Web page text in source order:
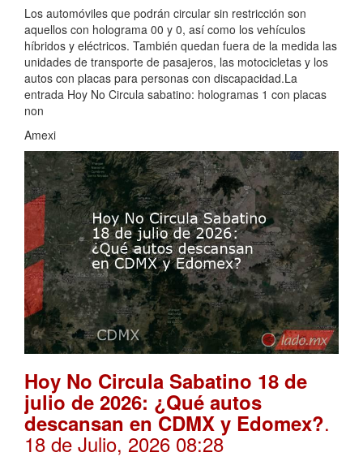
Los automóviles que podrán circular sin restricción son
aquellos con holograma 00 y 0, así como los vehículos
híbridos y eléctricos. También quedan fuera de la medida las
unidades de transporte de pasajeros, las motocicletas y los
autos con placas para personas con discapacidad.La
entrada Hoy No Circula sabatino: hologramas 1 con placas
non
Amexi
Hoy No Circula Sabatino 18 de
julio de 2026: ¿Qué autos
descansan en CDMX y Edomex?.
18 de Julio, 2026 08:28